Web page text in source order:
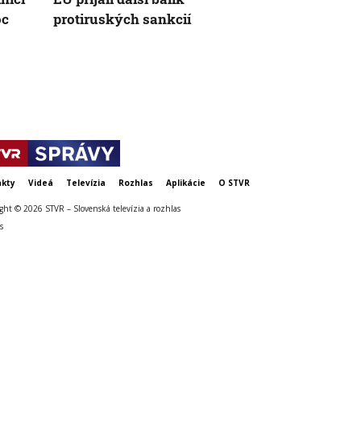
protiruských sankcií
Videá Televízia Rozhlas Aplikácie O STVR
© 2026 STVR – Slovenská televízia a rozhlas